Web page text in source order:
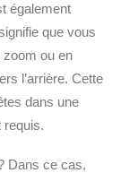
également
que vous
zoom ou en
l’arrière. Cette
dans une
requis.
Dans ce cas,